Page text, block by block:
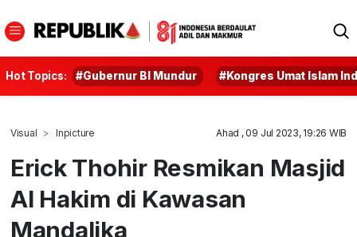
Hot Topics: #Gubernur BI Mundur #Kongres Umat Islam
Visual Inpicture Ahad , 09 Jul 2023, 19:26 WIB
Erick Thohir Resmikan Masjid
Al Hakim di Kawasan
Mandalika